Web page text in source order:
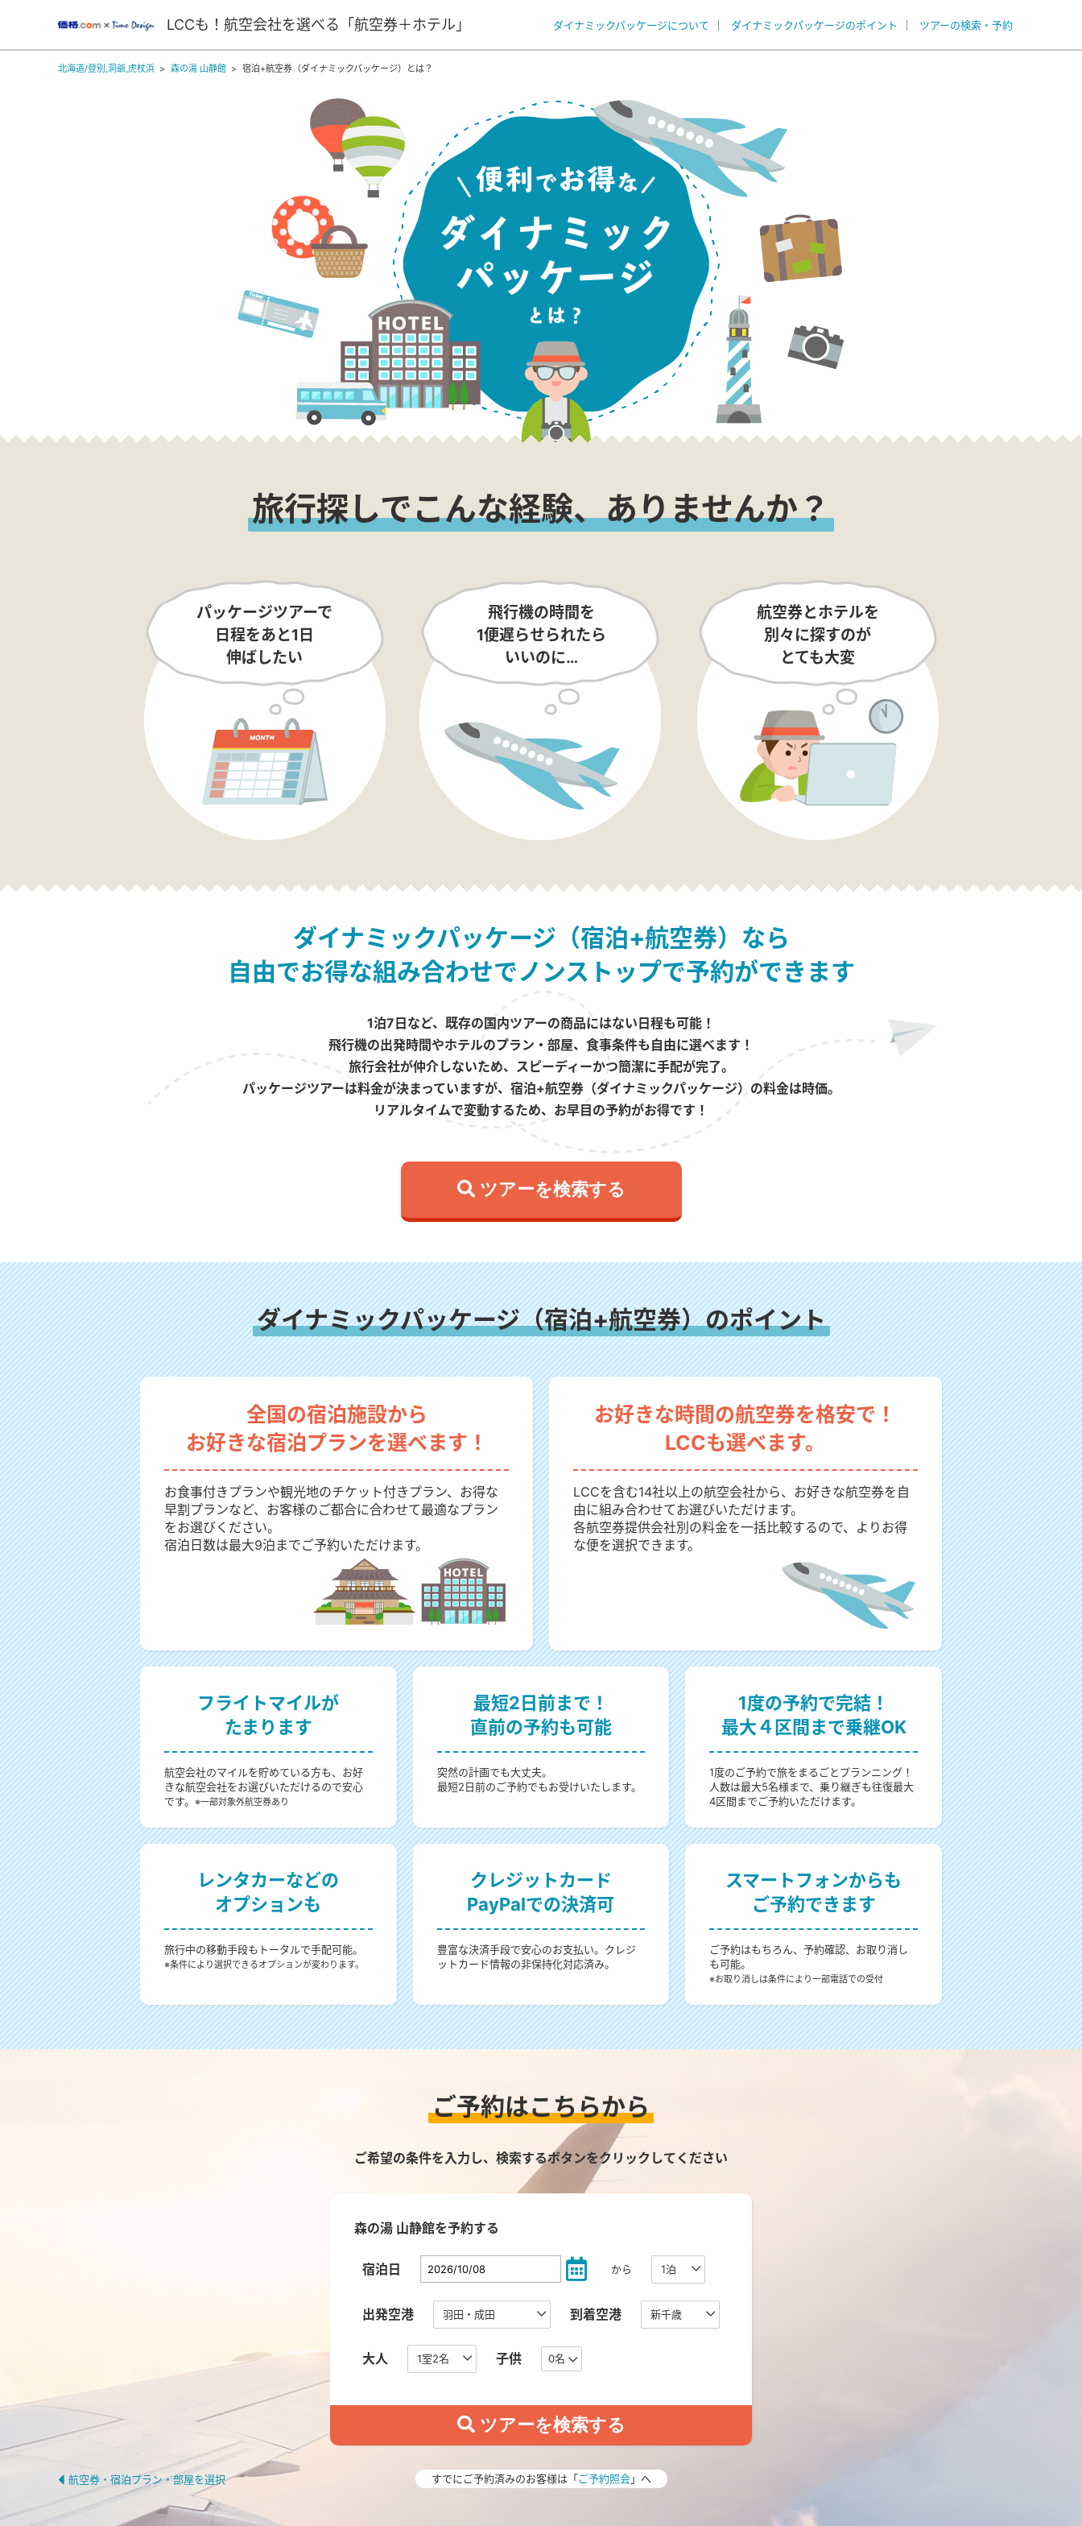
LCCも！航空会社を選べる「航空券＋ホテル」 ダイナミックパッケージについて ダイナミックパッケージのポイント ツアーの検索・予約
北海道/登別,洞爺,虎杖浜 森の湯 山静館 宿泊+航空券（ダイナミックパッケージ）とは？
旅行探しでこんな経験、ありませんか？
パッケージツアーで
日程をあと1日
伸ばしたい
飛行機の時間を
1便遅らせられたら
いいのに…
航空券とホテルを
別々に探すのが
とても大変
ダイナミックパッケージ（宿泊+航空券）なら
自由でお得な組み合わせでノンストップで予約ができます
1泊7日など、既存の国内ツアーの商品にはない日程も可能！
飛行機の出発時間やホテルのプラン・部屋、食事条件も自由に選べます！
旅行会社が仲介しないため、スピーディーかつ簡潔に手配が完了。
パッケージツアーは料金が決まっていますが、宿泊+航空券（ダイナミックパッケージ）の料金は時価。
リアルタイムで変動するため、お早目の予約がお得です！
 ツアーを検索する
ダイナミックパッケージ（宿泊+航空券）のポイント
全国の宿泊施設から
お好きな宿泊プランを選べます！
お食事付きプランや観光地のチケット付きプラン、お得な
早割プランなど、お客様のご都合に合わせて最適なプラン
をお選びください。
宿泊日数は最大9泊までご予約いただけます。
お好きな時間の航空券を格安で！
LCCも選べます。
LCCを含む14社以上の航空会社から、お好きな航空券を自
由に組み合わせてお選びいただけます。
各航空券提供会社別の料金を一括比較するので、よりお得
な便を選択できます。
フライトマイルが
たまります
航空会社のマイルを貯めている方も、お好
きな航空会社をお選びいただけるので安心
です。 ※一部対象外航空券あり
最短2日前まで！
直前の予約も可能
突然の計画でも大丈夫。
最短2日前のご予約でもお受けいたします。
1度の予約で完結！
最大４区間まで乗継OK
1度のご予約で旅をまるごとプランニング！
人数は最大5名様まで、乗り継ぎも往復最大
4区間までご予約いただけます。
レンタカーなどの
オプションも
旅行中の移動手段もトータルで手配可能。
※条件により選択できるオプションが変わります。
クレジットカード
PayPalでの決済可
豊富な決済手段で安心のお支払い。クレジ
ットカード情報の非保持化対応済み。
スマートフォンからも
ご予約できます
ご予約はもちろん、予約確認、お取り消し
も可能。
※お取り消しは条件により一部電話での受付
ご予約はこちらから
ご希望の条件を入力し、検索するボタンをクリックしてください
森の湯 山静館を予約する
宿泊日 から
出発空港 到着空港
大人 子供 0名
航空券・宿泊プラン・部屋を選択 すでにご予約済みのお客様は「ご予約照会」へ